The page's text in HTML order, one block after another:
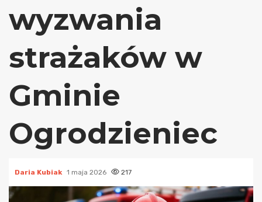
wyzwania
strażaków w
Gminie
Ogrodzieniec
Daria Kubiak 1 maja 2026 217